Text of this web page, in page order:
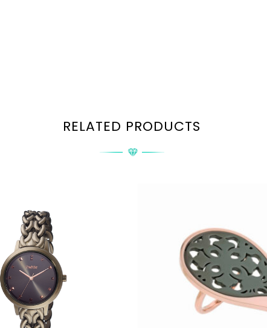
RELATED PRODUCTS